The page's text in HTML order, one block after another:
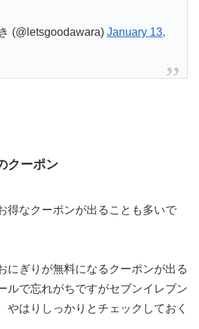
(@letsgoodawara) January 13,
クーポン
得なクーポンが出ることも多いで
にぎりが無料になるクーポンが出る
ルで忘れがちですがセブンイレブン
やはりしっかりとチェックしておく